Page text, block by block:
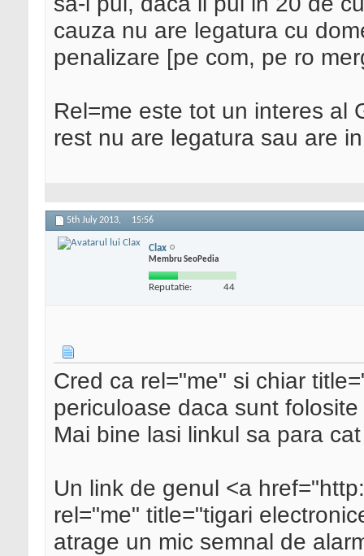
cauza nu are legatura cu
penalizare [pe com, pe ro
Rel=me este tot un interes al
rest nu are legatura sau are
5th July 2013, 15:56
Clax
Membru SeoPedia
Reputatie: 44
Cred ca rel="me" si chiar
periculoase daca sunt
Mai bine lasi linkul sa para
Un link de genul <a
rel="me" title="tigari
atrage un mic semnal de